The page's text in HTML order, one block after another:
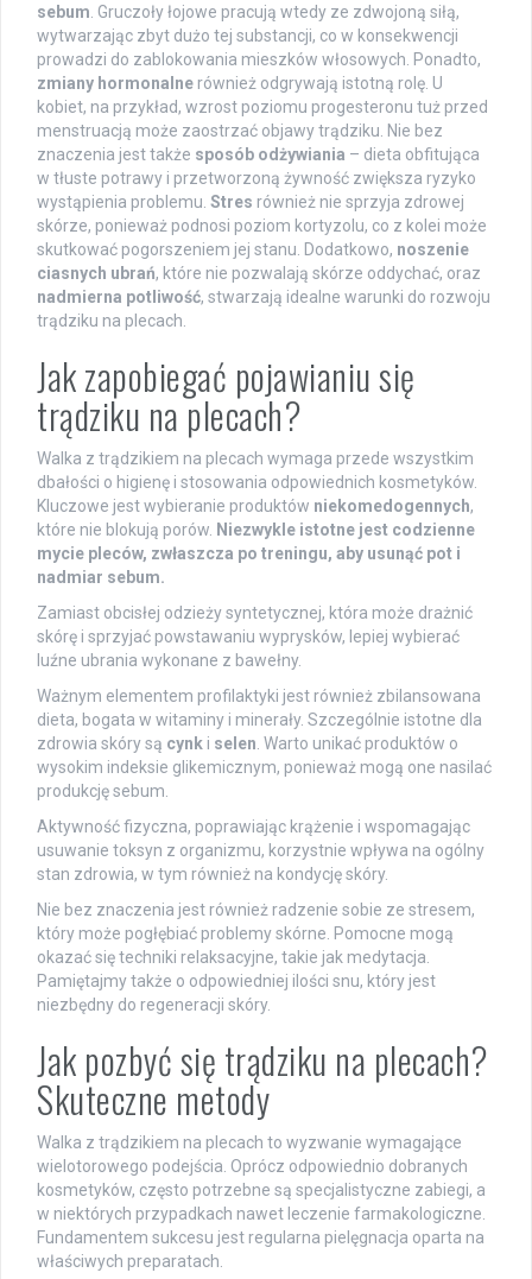
sebum . Gruczoły łojowe pracują wtedy ze zdwojoną siłą,
wytwarzając zbyt dużo tej substancji, co w konsekwencji
prowadzi do zablokowania mieszków włosowych. Ponadto,
zmiany hormonalne również odgrywają istotną rolę. U
kobiet, na przykład, wzrost poziomu progesteronu tuż przed
menstruacją może zaostrzać objawy trądziku. Nie bez
znaczenia jest także sposób odżywiania – dieta obfitująca
w tłuste potrawy i przetworzoną żywność zwiększa ryzyko
wystąpienia problemu. Stres również nie sprzyja zdrowej
skórze, ponieważ podnosi poziom kortyzolu, co z kolei może
skutkować pogorszeniem jej stanu. Dodatkowo, noszenie
ciasnych ubrań, które nie pozwalają skórze oddychać, oraz
nadmierna potliwość, stwarzają idealne warunki do rozwoju
trądziku na plecach.
Jak zapobiegać pojawianiu się
trądziku na plecach?
Walka z trądzikiem na plecach wymaga przede wszystkim
dbałości o higienę i stosowania odpowiednich kosmetyków.
Kluczowe jest wybieranie produktów niekomedogennych,
które nie blokują porów. Niezwykle istotne jest codzienne
mycie pleców, zwłaszcza po treningu, aby usunąć pot i
nadmiar sebum.
Zamiast obcisłej odzieży syntetycznej, która może drażnić
skórę i sprzyjać powstawaniu wyprysków, lepiej wybierać
luźne ubrania wykonane z bawełny.
Ważnym elementem profilaktyki jest również zbilansowana
dieta, bogata w witaminy i minerały. Szczególnie istotne dla
zdrowia skóry są cynk i selen . Warto unikać produktów o
wysokim indeksie glikemicznym, ponieważ mogą one nasilać
produkcję sebum.
Aktywność fizyczna, poprawiając krążenie i wspomagając
usuwanie toksyn z organizmu, korzystnie wpływa na ogólny
stan zdrowia, w tym również na kondycję skóry.
Nie bez znaczenia jest również radzenie sobie ze stresem,
który może pogłębiać problemy skórne. Pomocne mogą
okazać się techniki relaksacyjne, takie jak medytacja.
Pamiętajmy także o odpowiedniej ilości snu, który jest
niezbędny do regeneracji skóry.
Jak pozbyć się trądziku na plecach?
Skuteczne metody
Walka z trądzikiem na plecach to wyzwanie wymagające
wielotorowego podejścia. Oprócz odpowiednio dobranych
kosmetyków, często potrzebne są specjalistyczne zabiegi, a
w niektórych przypadkach nawet leczenie farmakologiczne.
Fundamentem sukcesu jest regularna pielęgnacja oparta na
właściwych preparatach.